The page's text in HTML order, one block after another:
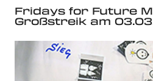
Fridays for Future
Großstreik am